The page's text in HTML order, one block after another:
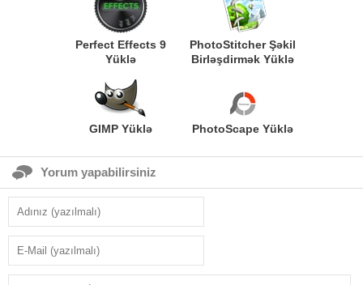
Perfect Effects 9
Yüklə
PhotoStitcher Şəkil
Birləşdirmək Yüklə
GIMP Yüklə PhotoScape Yüklə
Yorum yapabilirsiniz